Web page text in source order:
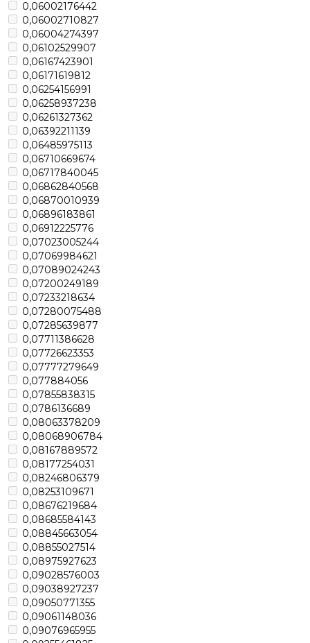
0,06002176442
0,06002710827
0,06004274397
0,06102529907
0,06167423901
0,06171619812
0,06254156991
0,06258937238
0,06261327362
0,06392211139
0,06485975113
0,06710669674
0,06717840045
0,06862840568
0,06870010939
0,06896183861
0,06912225776
0,07023005244
0,07069984621
0,07089024243
0,07200249189
0,07233218634
0,07280075488
0,07285639877
0,07711386628
0,07726623353
0,07777279649
0,077884056
0,07855838315
0,0786136689
0,08063378209
0,08068906784
0,08167889572
0,08177254031
0,08246806379
0,08253109671
0,08676219684
0,08685584143
0,08845663054
0,08855027514
0,08975927623
0,09028576003
0,09038927237
0,09050771355
0,09061148036
0,09076965955